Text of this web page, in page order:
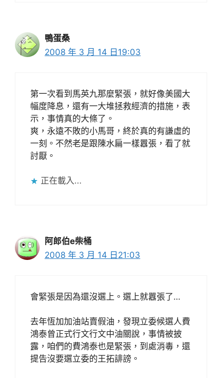
鴨蛋桑
2008 年 3 月 14 日19:03
第一次看到馬英九那麼緊張，就好像美國大
幅度降息，還有一大堆拯救經濟的措施，表
示，事情真的大條了。
爽，永遠不敗的小馬哥，終於真的有謙虛的
一刻。不然老是跟陳水扁一樣囂張，看了就
討厭。
正在載入...
阿郎伯e柴桶
2008 年 3 月 14 日21:03
會緊張是因為還沒選上。選上就囂張了…
去年恆加加油站賣假油，發現立委候選人費
鴻泰曾正式行文行文中油關說，事情被披
露，咱們的費鴻泰也是緊張，到處消毒，還
提告沒要選立委的王拓誹謗。